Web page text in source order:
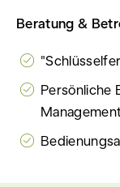
Beratung &
Persönliche